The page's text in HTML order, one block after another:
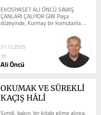
EKOSİYASET ALİ ÖNCÜ SAVAŞ
ÇANLARI ÇALIYOR GİBİ Paşa
düzeyinde, Kurmay bir komutanla
konuşuyorum. Biraz kaygılı. Kaygısı,
27.12.2025
70
Ali Öncü
OKUMAK VE SÜREKLİ
KAÇIŞ HÂLİ